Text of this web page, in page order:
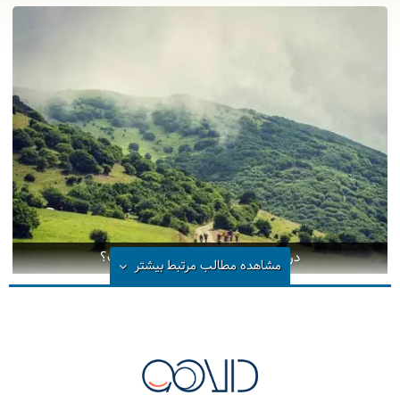
دریاچه سوها تا آبشار لاتون کجاست؟
مشاهده مطالب مرتبطبیشتر